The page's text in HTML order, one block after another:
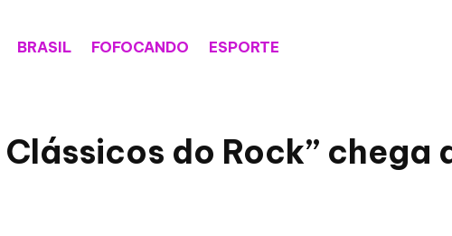
BRASIL FOFOCANDO ESPORTE
do Rock” chega